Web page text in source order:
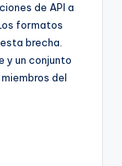
de API a
formatos
brecha.
y un conjunto
del